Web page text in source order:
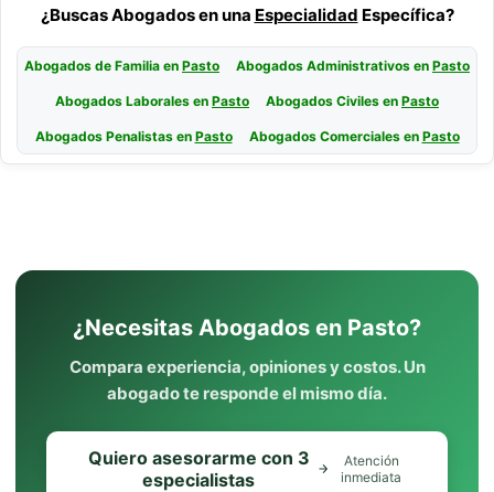
¿Buscas Abogados en una Especialidad Específica?
Abogados de Familia en Pasto Abogados Administrativos en Pasto
Abogados Laborales en Pasto Abogados Civiles en Pasto
Abogados Penalistas en Pasto Abogados Comerciales en Pasto
¿Necesitas Abogados en Pasto?
Compara experiencia, opiniones y costos. Un
abogado te responde el mismo día.
Quiero asesorarme con 3
especialistas
Atención
inmediata